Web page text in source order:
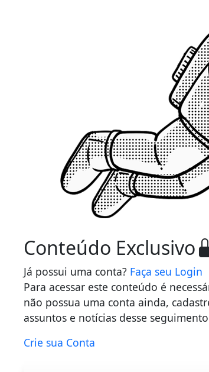
Conteúdo Exclusivo
Já possui uma conta? Faça seu Login
Para acessar este conteúdo é
não possua uma conta ainda,
assuntos e notícias desse
Crie sua Conta